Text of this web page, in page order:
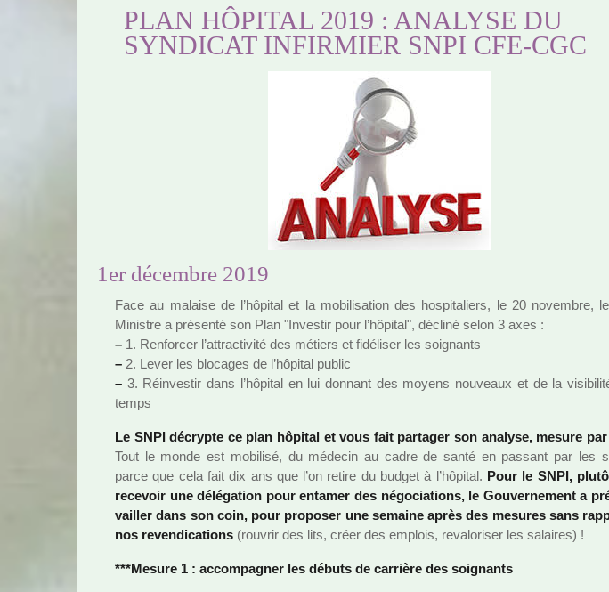
PLAN HÔPITAL 2019 : ANALYSE DU
SYNDICAT INFIRMIER SNPI CFE-CGC
1er décembre 2019
Face au malaise de l’hôpi­tal et la mobi­li­sa­tion des hos­pi­ta­liers, le 20 novem­bre,
Ministre a pré­senté son Plan "Investir pour l’hôpi­tal", décliné selon 3 axes :
– 1. Renforcer l’attrac­ti­vité des métiers et fidé­li­ser les soi­gnants
– 2. Lever les blo­ca­ges de l’hôpi­tal public
– 3. Réinvestir dans l’hôpi­tal en lui don­nant des moyens nou­veaux et de la
temps
Le SNPI décrypte ce plan hôpi­tal et vous fait par­ta­ger son ana­lyse, mesure
Tout le monde est mobi­lisé, du méde­cin au cadre de santé en pas­sant par les
parce que cela fait dix ans que l’on retire du budget à l’hôpi­tal. Pour le SNPI,
rece­voir une délé­ga­tion pour enta­mer des négo­cia­tions, le Gouvernement a
vailler dans son coin, pour pro­po­ser une semaine après des mesu­res sans
nos reven­di­ca­tions (rou­vrir des lits, créer des emplois, reva­lo­ri­ser les salai­res) !
***Mesure 1 : accom­pa­gner les débuts de car­rière des soi­gnants